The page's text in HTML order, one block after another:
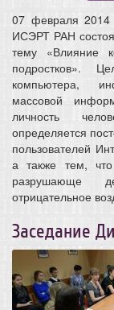
07 февраля 2014
ИСЭРТ РАН
тему «Влияние
подростков».
компьютера,
массовой
личность
определяется
пользователей
а также тем, что
разрушающе
отрицательное
Заседание